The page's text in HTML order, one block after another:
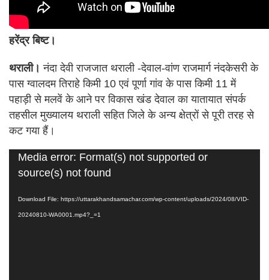
हरेंद्र बिष्ट।
थराली। नंदा देवी राजजात थराली -देवाल-वांण राजमार्ग नंदकेसरी के
पास ग्वालदम तिराहे किमी 10 एवं पूर्णा गांव के पास किमी 11 में
पहाड़ी से मलवें के आने पर विकास खंड देवाल का यातायात संपर्क
तहसील मुख्यालय थराली सहित जिले के अन्य क्षेत्रों से पूरी तरह से
कट गया हैं।
Video
Player
Media error: Format(s) not supported or
source(s) not found
Download File: https://uttarakhandsamachar.com/wp-content/uploads/2024/08/VID-
20240810-WA0001.mp4?_=1